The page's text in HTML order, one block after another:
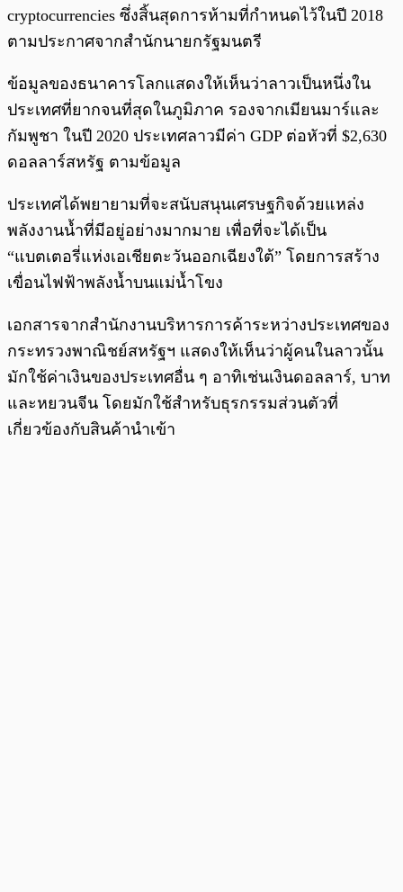
cryptocurrencies ซึ่งสิ้นสุดการห้ามที่กำหนดไว้ในปี 2018
ตามประกาศจากสำนักนายกรัฐมนตรี
ข้อมูลของธนาคารโลกแสดงให้เห็นว่าลาวเป็นหนึ่งใน
ประเทศที่ยากจนที่สุดในภูมิภาค รองจากเมียนมาร์และ
กัมพูชา ในปี 2020 ประเทศลาวมีค่า GDP ต่อหัวที่ $2,630
ดอลลาร์สหรัฐ ตามข้อมูล
ประเทศได้พยายามที่จะสนับสนุนเศรษฐกิจด้วยแหล่ง
พลังงานน้ำที่มีอยู่อย่างมากมาย เพื่อที่จะได้เป็น
“แบตเตอรี่แห่งเอเชียตะวันออกเฉียงใต้” โดยการสร้าง
เขื่อนไฟฟ้าพลังน้ำบนแม่น้ำโขง
เอกสารจากสำนักงานบริหารการค้าระหว่างประเทศของ
กระทรวงพาณิชย์สหรัฐฯ แสดงให้เห็นว่าผู้คนในลาวนั้น
มักใช้ค่าเงินของประเทศอื่น ๆ อาทิเช่นเงินดอลลาร์, บาท
และหยวนจีน โดยมักใช้สำหรับธุรกรรมส่วนตัวที่
เกี่ยวข้องกับสินค้านำเข้า